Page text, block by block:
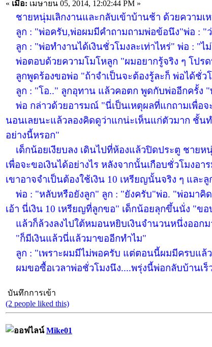
« เมื่อ: เมษายน 05, 2014, 12:02:44 PM »
ชายหนุ่มเลิกงานและกลับเข้าบ้านช้า ด้วยความ
ลูก : "พ่อครับ,พ่อผมมีคำถามถามพ่อข้อนึง"พ่อ : "ว่
ลูก : "พ่อทำงานได้เงินชั่วโมงละเท่าไหร่" พ่อ : "ไ
พ่อตอบด้วยความโมโหลูก "ผมอยากรู้จริง ๆ โปรด
ลูกพูดร้องขอพ่อ "ถ้าจำเป็นจะต้องรู้ละก็ พ่อได้ชั่ว
ลูก : "โอ.." ลูกอุทาน แล้วคอตก พูดกับพ่ออีกครั้ง "
พ่อ กล่าวด้วยอารมณ์ "นี่เป็นเหตุผลที่แกถามเพื่อจ
นอนเลยนะแล้วลองคิดดูว่าแกน่ะเห็นแก่ตัวมาก ชั้นท
อย่างนี้หรอก"
เด็กน้อยเงียบลง เดินไปที่ห้องแล้วปิดประตู ชาย
เพื่อจะขอเงินได้อย่างไร หลังจากนั้นเกือบชั่วโมงอ
เขาอาจจำเป็นต้องใช้เงิน 10 เหรียญนั้นจริง ๆ แล
พ่อ : "หลับหรือยังลูก" ลูก : "ยังครับ"พ่อ. "พ่อมาคิ
เอ้า นี่เงิน 10 เหรียญที่ลูกขอ" เด็กน้อยลุกขึ้นนั่ง "ข
แล้วก็ล้วงลงไปใต้หมอนหยิบเงินจำนวนหนึ่งออก
"ก็มีเงินแล้วนี่แล้วมาขออีกทำไม"
ลูก : "เพราะผมมีไม่พอครับ แต่ตอนนี้ผมมีครบแล้
ผมขอซื้อเวลาพ่อชั่วโมงนึง....พรุ่งนี้พ่อกลับบ้านเ
บันทึกการเข้า
(2 people liked this)
Mike01